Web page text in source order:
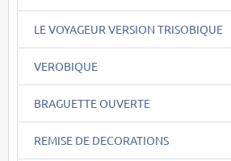
LE VOYAGEUR VERSION TRISOBIQUE
VEROBIQUE
BRAGUETTE OUVERTE
REMISE DE DECORATIONS